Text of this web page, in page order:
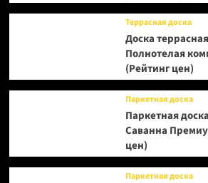
Террасная доска
Доска
Полнотелая
(Рейтинг цен)
Паркетная доска
Паркетная
Саванна
цен)
Паркетная доска